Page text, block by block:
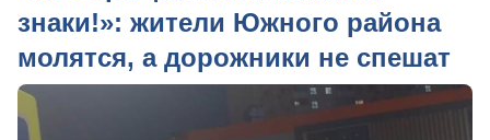
знаки!»: жители Южного района
молятся, а дорожники не спешат